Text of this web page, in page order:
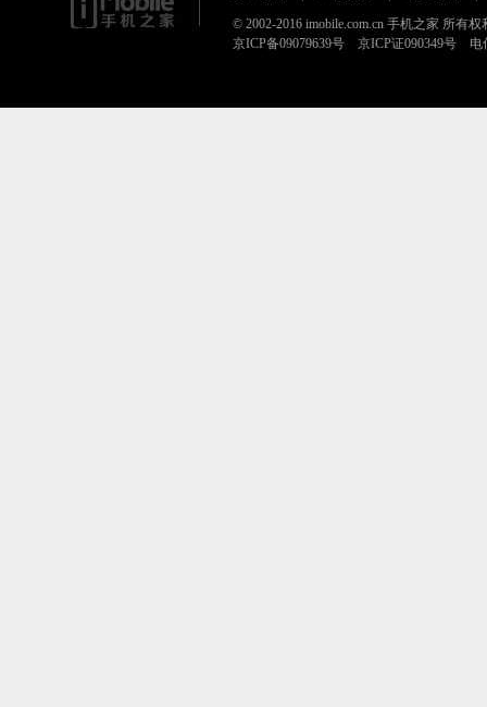
© 2002-2016 imobile.com.cn 手机之家 所有权
京ICP备09079639号 京ICP证090349号 电